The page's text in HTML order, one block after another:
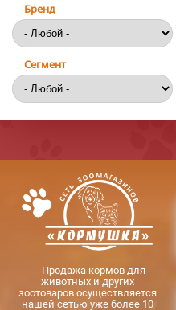
Бренд
Сегмент
Продажа кормов для
животных и других
зоотоваров осуществляется
нашей сетью уже более 10